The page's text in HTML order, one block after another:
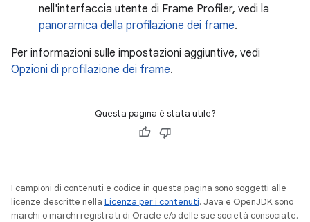
nell'interfaccia utente di Frame Profiler, vedi la
panoramica della profilazione dei frame.
Per informazioni sulle impostazioni aggiuntive, vedi
Opzioni di profilazione dei frame.
Questa pagina è stata utile?
I campioni di contenuti e codice in questa pagina sono soggetti alle
licenze descritte nella Licenza per i contenuti. Java e OpenJDK sono
marchi o marchi registrati di Oracle e/o delle sue società consociate.